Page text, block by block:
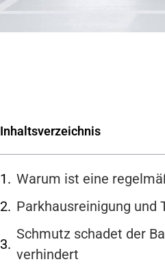
Inhaltsverzeichnis
Warum ist eine
Parkhausreinigung und
Schmutz schadet der
verhindert